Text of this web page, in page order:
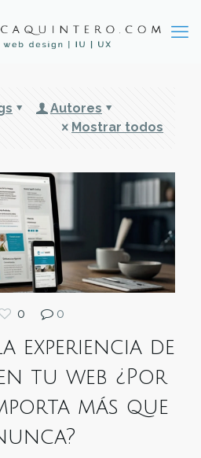
Autores
Mostrar todos
0 0
experiencia de
tu web ¿Por
más que